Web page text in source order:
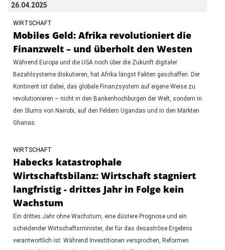
26.04.2025
WIRTSCHAFT
Mobiles Geld: Afrika revolutioniert die
Finanzwelt – und überholt den Westen
Während Europa und die USA noch über die Zukunft digitaler
Bezahlsysteme diskutieren, hat Afrika längst Fakten geschaffen. Der
Kontinent ist dabei, das globale Finanzsystem auf eigene Weise zu
revolutionieren – nicht in den Bankenhochburgen der Welt, sondern in
den Slums von Nairobi, auf den Feldern Ugandas und in den Märkten
Ghanas.
WIRTSCHAFT
Habecks katastrophale
Wirtschaftsbilanz: Wirtschaft stagniert
langfristig - drittes Jahr in Folge kein
Wachstum
Ein drittes Jahr ohne Wachstum, eine düstere Prognose und ein
scheidender Wirtschaftsminister, der für das desaströse Ergebnis
verantwortlich ist: Während Investitionen versprochen, Reformen